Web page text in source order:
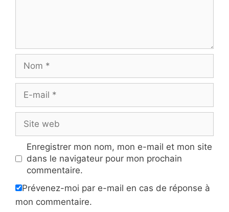
mail
web
Enregistrer mon nom, mon e-mail et mon site
dans le navigateur pour mon prochain
commentaire.
Prévenez-moi par e-mail en cas de réponse à
mon commentaire.